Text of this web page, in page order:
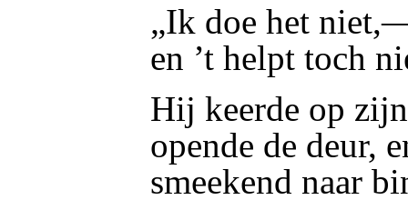
„Ik doe het
en ’t helpt toch
Hij keerde op
opende de deur,
smeekend naar